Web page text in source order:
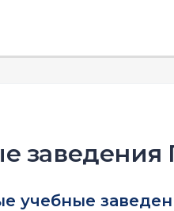
заведения
учебные